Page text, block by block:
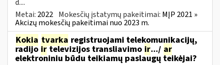
d....
Metai: 2022 Mokesčių įstatymų pakeitimai: MĮP 2021 »
Akcizų mokesčių pakeitimai nuo 2023 m.
Kokia tvarka registruojami telekomunikacijų,
radijo irtelevizijos transliavimo ir.../ ar
elektroniniu būdu teikiamų paslaugų teikėjai?